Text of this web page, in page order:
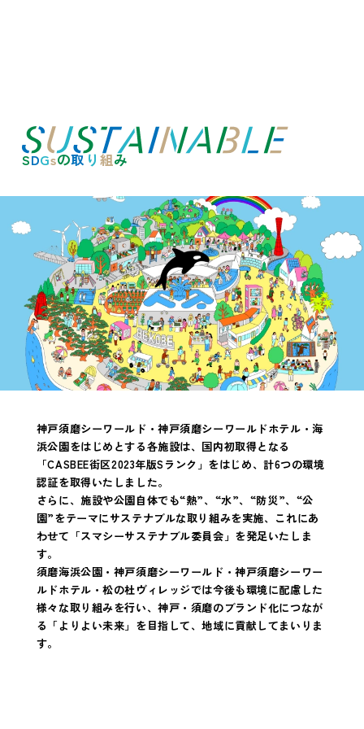
SDGsの取り 組み
神戸須磨シーワールド・神戸須磨シーワールドホテル・海
浜公園をはじめとする各施設は、国内初取得となる
「CASBEE街区2023年版Sランク」をはじめ、計6つの環境
認証を取得いたしました。
さらに、施設や公園自体でも“熱”、“水”、“防災”、“公
園”をテーマにサステナブルな取り組みを実施、これにあ
わせて「スマシーサステナブル委員会」を発足いたしま
す。
須磨海浜公園・神戸須磨シーワールド・神戸須磨シーワー
ルドホテル・松の杜ヴィレッジでは今後も環境に配慮した
様々な取り組みを行い、神戸・須磨のブランド化につなが
る「よりよい未来」を目指して、地域に貢献してまいりま
す。